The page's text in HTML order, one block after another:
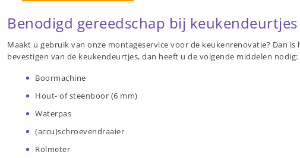
Benodigd gereedschap bij
Maakt u gebruik van onze montageservice voor de keukenrenovatie? Dan
bevestigen van de keukendeurtjes, dan heeft u de volgende middelen nodig:
Boormachine
Hout- of steenboor (6 mm)
Waterpas
(accu)schroevendraaier
Rolmeter